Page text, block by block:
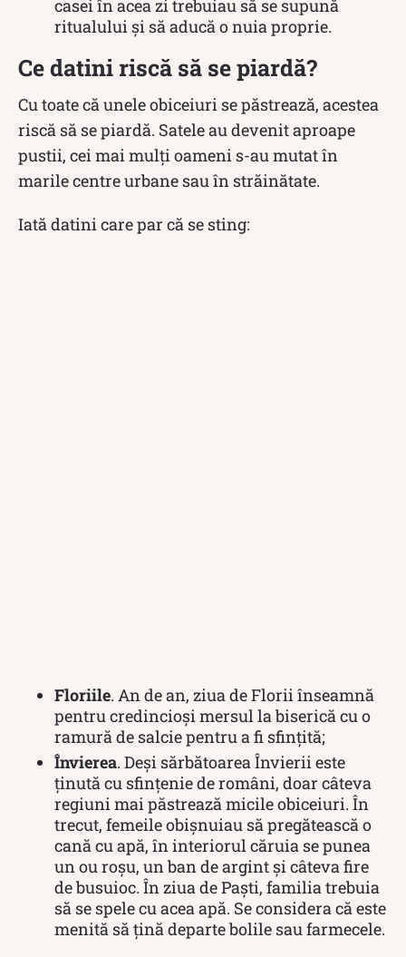
casei în acea zi trebuiau să se supună
ritualului și să aducă o nuia proprie.
Ce datini riscă să se piardă?
Cu toate că unele obiceiuri se păstrează, acestea
riscă să se piardă. Satele au devenit aproape
pustii, cei mai mulți oameni s-au mutat în
marile centre urbane sau în străinătate.
Iată datini care par că se sting:
Floriile. An de an, ziua de Florii înseamnă
pentru credincioși mersul la biserică cu o
ramură de salcie pentru a fi sfințită;
Învierea. Deși sărbătoarea Învierii este
ținută cu sfințenie de români, doar câteva
regiuni mai păstrează micile obiceiuri. În
trecut, femeile obișnuiau să pregătească o
cană cu apă, în interiorul căruia se punea
un ou roșu, un ban de argint și câteva fire
de busuioc. În ziua de Paști, familia trebuia
să se spele cu acea apă. Se considera că este
menită să țină departe bolile sau farmecele.